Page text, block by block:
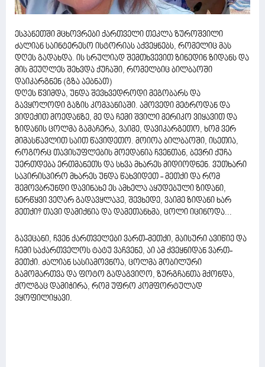
ესპანეთში მცხოვრები ქართველი თეკლა ზუროშვილი
ძალიან საინტერესო ისტორიას აქვეყნებს, რომელიც მას
დღეს გადახდა. ის სრულიად შემთხვევით ზინედინ ზიდანს და
მის მეუღლეს შეხვდა ქუჩაში, რომელბიც ბილბაოში
დაიკარგნენ (გზა აებნათ)
დღეს წვიმდა, უნდა შევხვედროდი მეგობარს და
გავყოლოდი გაზის კომპანიაში. ამოვედი მეტროდან და
ვიდექით მოედანზე, მე და ჩემი შვილი მერიკო ვიყავით და
ზიდანის ცოლმა გამაჩერა, ვაიმე, დავიკარგეთო, ხომ ვერ
მიმასწავლით საით წავიდეთო. მოიოა ბილბაოში, ისეთია,
როგორც თავისუფლების მოედანია ჩვენთან, ბევრი ქუჩა
უერთდება ერთმანეთს და სხვა მხარეს მიდიოდნენ. ვუთხარი
საპირისპირო მხარეს უნდა წახვიდეთ - მეთქი და რომ
შემოვბრუნდი დავინახე ეს ამხელა აყუდებული ზიდანი,
ნერწყვი ვეღარ გადავყლაპე, შევხედე, ვაიმე ზიდანი ხარ
მეთქი? თავი დამიქნია და დამეთანხმა, ცოლი იცინოდა...
გავეცანი, ჩვენ ქართველები ვართ-მეთქი, მაისური ავიწიე და
ჩემი საქართველოს ტატუ ვაჩვენე, აი ამ ქვეყნიდან ვართ-
მეთქი. ძალიან სასიამოვნოა, ცოლმა მობილური
გამომართვა და ფოტო გადაგვიღო, ზურგჩანთა მქონდა,
ქოლგაც დამიჭირა, რომ უფრო კომფორტულად
ვყოფილიყავი.